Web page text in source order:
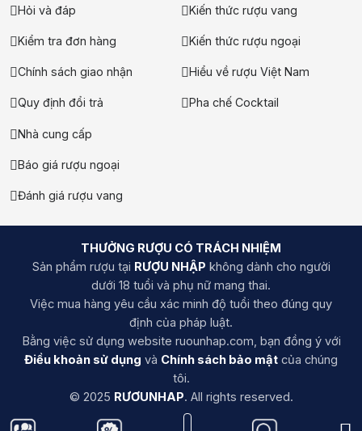
Hỏi và đáp
Kiểm tra đơn hàng
Chính sách giao nhận
Quy định đổi trả
Nhà cung cấp
Báo giá rượu ngoại
Đánh giá rượu vang
Kiến thức rượu vang
Kiến thức rượu ngoại
Hiểu về rượu Việt Nam
Pha chế Cocktail
THƯỞNG RƯỢU CÓ TRÁCH NHIỆM
Sản phẩm rượu tại RƯỢU NHẬP không dành cho người
dưới 18 tuổi và phụ nữ mang thai.
Việc mua hàng yêu cầu xác minh độ tuổi theo đúng quy
định của pháp luật.
Bằng việc sử dụng website ruounhap.com, bạn đồng ý với
Điều khoản sử dụng và Chính sách bảo mật của chúng
tôi.
© 2025 RƯƠUNHAP. All rights reserved.